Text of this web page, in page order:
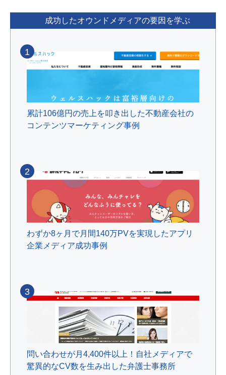
成功したオウンドメディアの要因を学ぶ
累計106億円の売上を叩き出した不動産会社の
コンテンツマーケティング事例
1
わずか8ヶ月で月間140万PVを実現したアプリ
企業メディア成功事例
2
問い合わせが月4,400件以上！自社メディアで
驚異的なCV数を生み出した弁護士事務所
3